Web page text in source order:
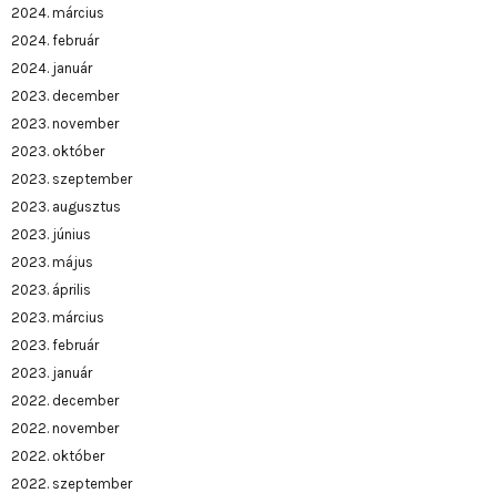
2024. március
2024. február
2024. január
2023. december
2023. november
2023. október
2023. szeptember
2023. augusztus
2023. június
2023. május
2023. április
2023. március
2023. február
2023. január
2022. december
2022. november
2022. október
2022. szeptember